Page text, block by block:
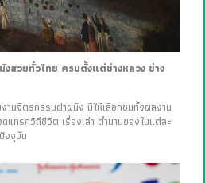
สวยทั่วไทย ครบตั้งแต่ช่างหลวง ช่าง
านจิตรกรรมฝาผนัง มีให้เลือกชมทั้งผลงาน
แทรกวิถีชีวิต เรื่องเล่า ตำนานของในแต่ละ
จจุบัน